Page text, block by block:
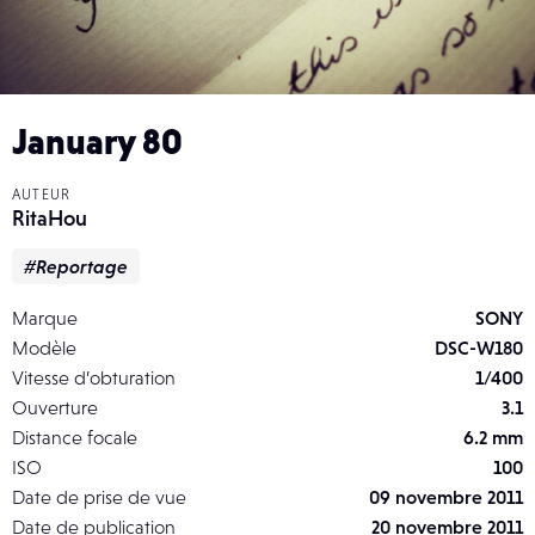
January 80
AUTEUR
RitaHou
#Reportage
Marque
SONY
Modèle
DSC-W180
Vitesse d’obturation
1/400
Ouverture
3.1
Distance focale
6.2 mm
ISO
100
Date de prise de vue
09 novembre 2011
Date de publication
20 novembre 2011